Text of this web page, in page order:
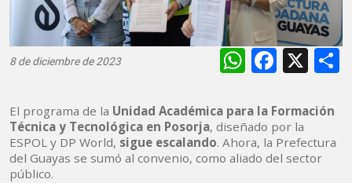
8 de diciembre de 2023 X
El programa de la Unidad Académica para la Formación
Técnica y Tecnológica en Posorja, diseñado por la
ESPOL y DP World, sigue escalando. Ahora, la Prefectura
del Guayas se sumó al convenio, como aliado del sector
público.